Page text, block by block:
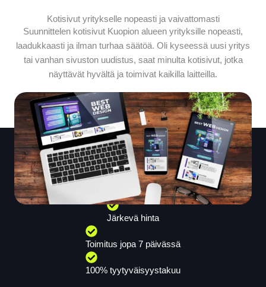
Kotisivut yritykselle nopeasti ja vaivattomasti
Suunnittelen kotisivut Kuopion alueen yrityksille nopeasti,
laadukkaasti ja ilman turhaa säätöä. Oli kyseessä uusi yritys
tai vanhan sivuston uudistus, saat minulta kotisivut, jotka
näyttävät hyvältä ja toimivat kaikilla laitteilla.
Järkevä hinta
Toimitus jopa 7 päivässä
100% tyytyväisyystakuu